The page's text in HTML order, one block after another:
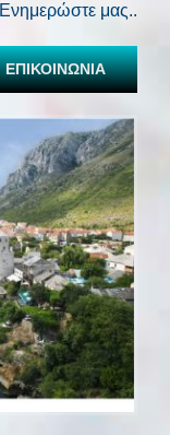
Ενημερώστε μας..
ΕΠΙΚΟΙΝΩΝΙΑ